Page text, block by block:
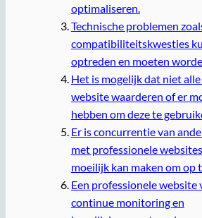
optimaliseren.
Technische problemen
compatibiliteitskwesties
optreden en moeten
Het is mogelijk dat niet
website waarderen of er
hebben om deze te
Er is concurrentie van
met professionele
moeilijk kan maken om op
Een professionele website
continue monitoring en